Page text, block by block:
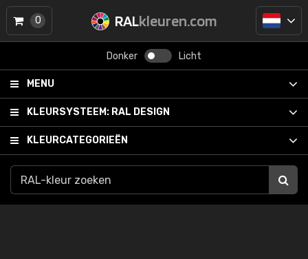
RALkleuren.com
Donker Licht
MENU
KLEURSYSTEEM: RAL DESIGN
KLEURCATEGORIEËN
0